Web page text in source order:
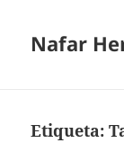
Nafar
Etiqueta: